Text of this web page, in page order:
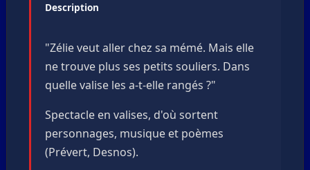
Description
"Zélie veut aller chez sa mémé. Mais elle
ne trouve plus ses petits souliers. Dans
quelle valise les a-t-elle rangés ?"
Spectacle en valises, d'où sortent
personnages, musique et poèmes
(Prévert, Desnos).